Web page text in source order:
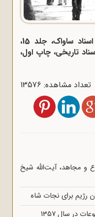
منبع: انقلاب اسلامی به روایت اسناد ساواک، جلد 15،
بررسی اسناد تاریخی، چاپ اول،
تعداد مشاهده: 13576
و مجاهد، آیت‌الله شیخ
رژیم برای نجات شاه
در سال 1357